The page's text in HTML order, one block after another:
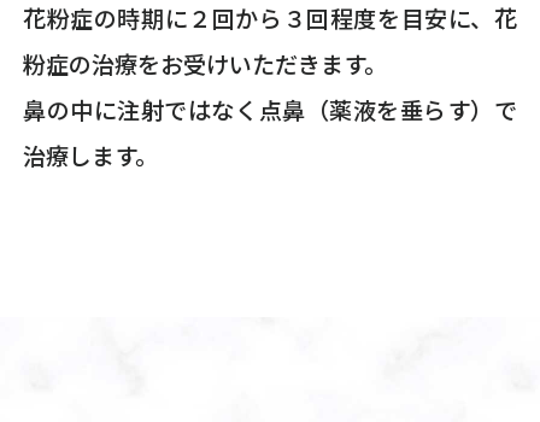
花粉症の時期に２回から３回程度を目安に、花
粉症の治療をお受けいただきます。
鼻の中に注射ではなく点鼻（薬液を垂らす）で
治療します。